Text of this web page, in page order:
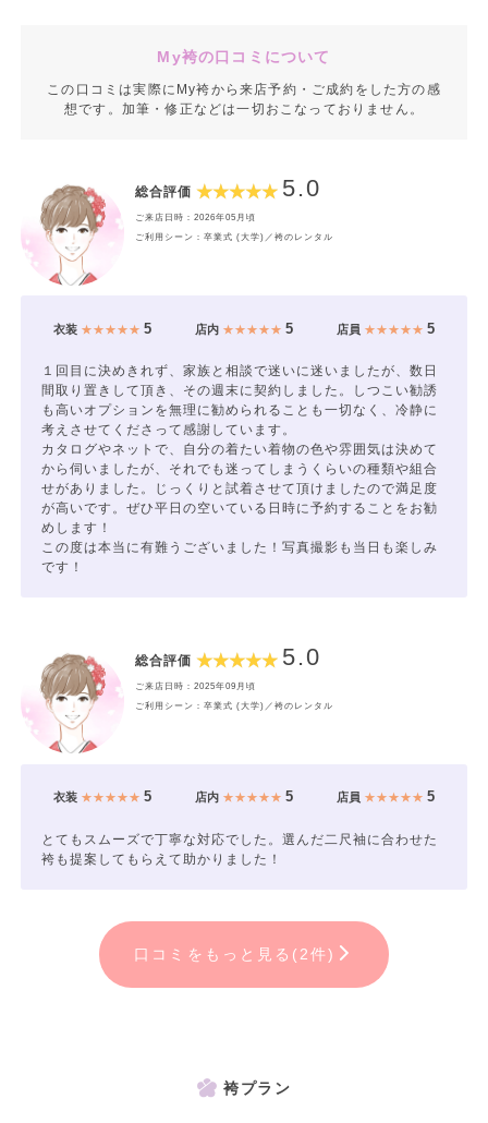
My袴の口コミについて
この口コミは実際にMy袴から来店予約・ご成約をした方の感
想です。加筆・修正などは一切おこなっておりません。
総合評価 5.0
ご来店日時：2026年05月頃
ご利用シーン：卒業式 (大学)／袴のレンタル
衣装★★★★★ 5 店内★★★★★ 5 店員 ★★★★★5
１回目に決めきれず、家族と相談で迷いに迷いましたが、数日
間取り置きして頂き、その週末に契約しました。しつこい勧誘
も高いオプションを無理に勧められることも一切なく、冷静に
考えさせてくださって感謝しています。
カタログやネットで、自分の着たい着物の色や雰囲気は決めて
から伺いましたが、それでも迷ってしまうくらいの種類や組合
せがありました。じっくりと試着させて頂けましたので満足度
が高いです。ぜひ平日の空いている日時に予約することをお勧
めします！
この度は本当に有難うございました！写真撮影も当日も楽しみ
です！
総合評価 5.0
ご来店日時：2025年09月頃
ご利用シーン：卒業式 (大学)／袴のレンタル
衣装★★★★★ 5 店内★★★★★ 5 店員 ★★★★★5
とてもスムーズで丁寧な対応でした。選んだ二尺袖に合わせた
袴も提案してもらえて助かりました！
口コミをもっと見る(2件)
袴プラン